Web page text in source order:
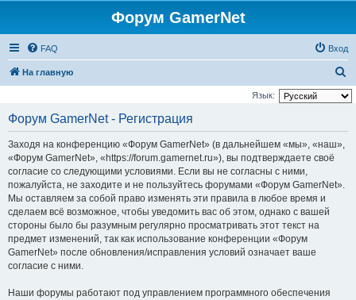
Форум GamerNet
FAQ Вход
На главную
о
Язык:
Форум GamerNet - Регистрация
Заходя на конференцию «Форум GamerNet» (в дальнейшем «мы», «наш»,
«Форум GamerNet», «https://forum.gamernet.ru»), вы подтверждаете своё
согласие со следующими условиями. Если вы не согласны с ними,
пожалуйста, не заходите и не пользуйтесь форумами «Форум GamerNet».
Мы оставляем за собой право изменять эти правила в любое время и
сделаем всё возможное, чтобы уведомить вас об этом, однако с вашей
стороны было бы разумным регулярно просматривать этот текст на
предмет изменений, так как использование конференции «Форум
GamerNet» после обновления/исправления условий означает ваше
согласие с ними.
Наши форумы работают под управлением программного обеспечения